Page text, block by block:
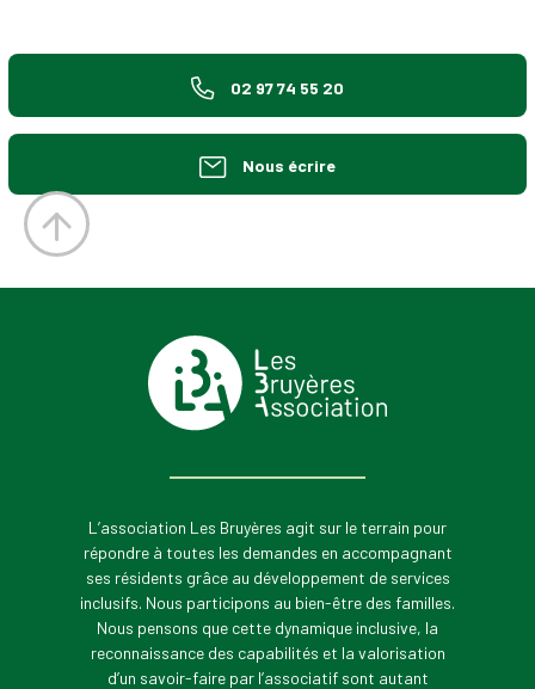
02 97 74 55 20
Nous écrire
L’association Les Bruyères agit sur le terrain pour
répondre à toutes les demandes en accompagnant
ses résidents grâce au développement de services
inclusifs. Nous participons au bien-être des familles.
Nous pensons que cette dynamique inclusive, la
reconnaissance des capabilités et la valorisation
d’un savoir-faire par l’associatif sont autant